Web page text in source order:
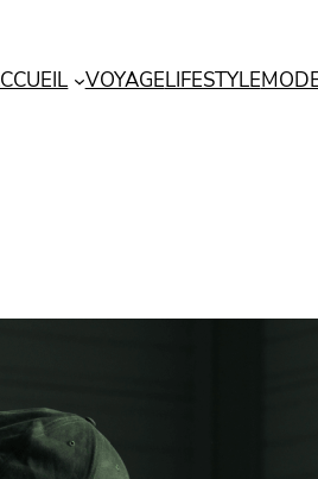
VOYAGELIFESTYLE